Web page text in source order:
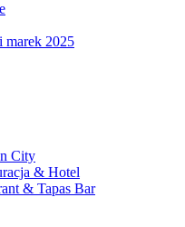
marek 2025
City
& Hotel
& Tapas Bar